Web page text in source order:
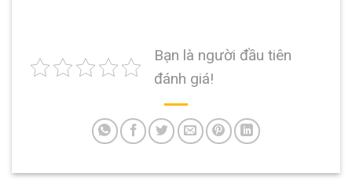
Bạn là người đầu tiên
đánh giá!